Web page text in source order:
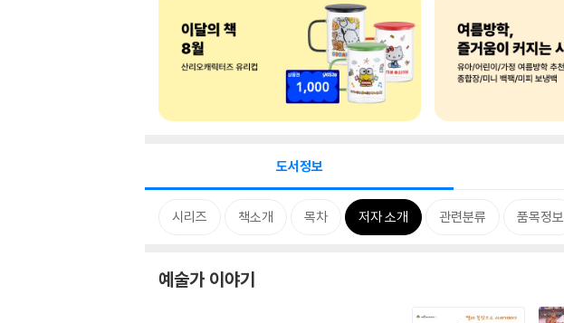
도서정보
시리즈 책소개 목차 저자 소개 관련분류 품목정보
예술가 이야기